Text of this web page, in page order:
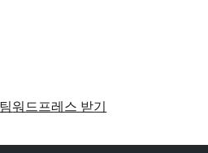
워드프레스 받기